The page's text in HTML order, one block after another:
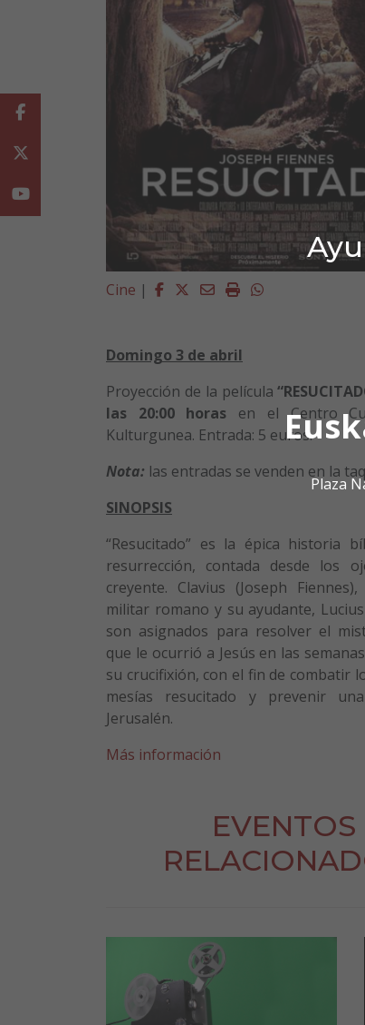
Plaza
Cine | Facebook
Twitter
EmailImprimirWhatsapp
Domingo 3 de abril
Proyección de la película
las 20:00 horas en el Centro
Kulturgunea. Entrada: 5 euros.
Nota: las entradas se venden en la
SINOPSIS
“Resucitado” es la épica historia
resurrección, contada desde los
creyente. Clavius (Joseph
militar romano y su ayudante,
son asignados para resolver el
que le ocurrió a Jesús en las
su crucifixión, con el fin de combatir
mesías resucitado y prevenir
Jerusalén.
Más información
EVENTOS
Facebook
Youtube